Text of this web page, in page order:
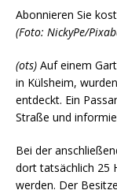
Abonnieren Sie
(Foto: NickyPe/
(ots) Auf einem
in Külsheim,
entdeckt. Ein
Straße und
Bei der
dort tatsächlich 25
werden. Der